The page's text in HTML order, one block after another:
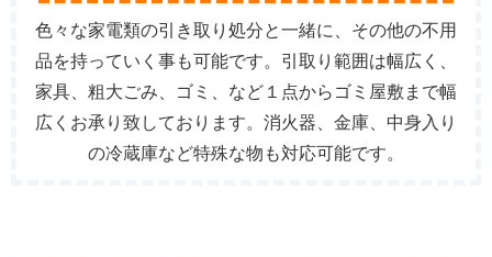
色々な家電類の引き取り処分と一緒に、その他の不用
品を持っていく事も可能です。引取り範囲は幅広く、
家具、粗大ごみ、ゴミ、など１点からゴミ屋敷まで幅
広くお承り致しております。消火器、金庫、中身入り
の冷蔵庫など特殊な物も対応可能です。